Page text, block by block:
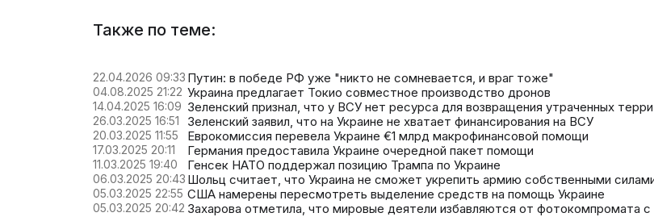
Также по теме:
22.04.2026 09:33 Путин: в победе РФ уже "никто не сомневается, и враг тоже"
04.08.2025 21:22 Украина предлагает Токио совместное производство дронов
14.04.2025 16:09 Зеленский признал, что у ВСУ нет ресурса для возвращения утраченных
26.03.2025 16:51 Зеленский заявил, что на Украине не хватает финансирования на ВСУ
20.03.2025 11:55 Еврокомиссия перевела Украине €1 млрд макрофинансовой помощи
17.03.2025 20:11 Германия предоставила Украине очередной пакет помощи
11.03.2025 19:40 Генсек НАТО поддержал позицию Трампа по Украине
06.03.2025 20:43 Шольц считает, что Украина не сможет укрепить армию собственными
05.03.2025 22:55 США намерены пересмотреть выделение средств на помощь Украине
05.03.2025 20:42 Захарова отметила, что мировые деятели избавляются от фотокомпромата с